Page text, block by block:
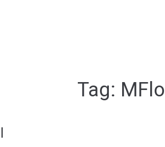
Tag: